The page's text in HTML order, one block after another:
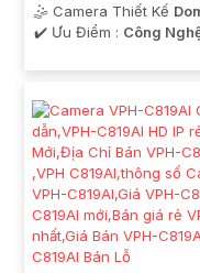
🤹 Camera Thiết Kế
️✔️ Ưu Điểm : Công